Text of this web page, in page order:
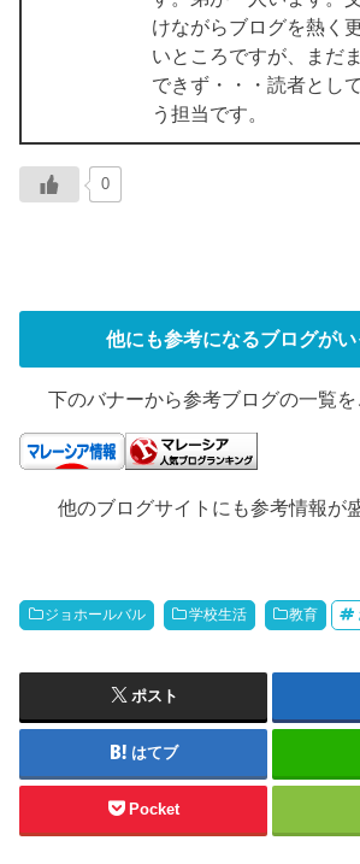
けながらブログを熱く
いところですが、まだ
できず・・・読者とし
う担当です。
0
他にも参考になるブログがい
下のバナーから参考ブログの一覧を
他のブログサイトにも参考情報が
ジョホールバル 学校生活 教育
ポスト
はてブ
Pocket